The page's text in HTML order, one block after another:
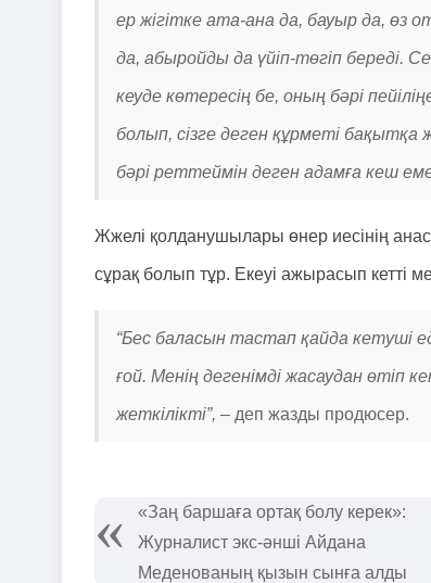
ер жігітке ата-ана да, бауыр да, өз
да, абыройды да үйіп-төгіп береді.
кеуде көтересің бе, оның бәрі
болып, сізге деген құрметі
бәрі реттеймін деген адамға кеш
Жжелі қолданушылары өнер иесінің
сұрақ болып тұр. Екеуі ажырасып кетті
“Бес баласын тастап қайда кетуші
ғой. Менің дегенімді жасаудан өтіп
жеткілікті”, – деп жазды продюсер.
«Заң баршаға ортақ болу керек»:
Журналист экс-әнші Айдана
Меденованың қызын сынға алды